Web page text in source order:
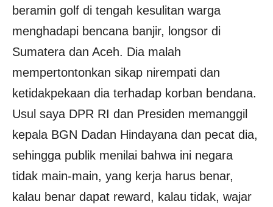
beramin golf di tengah kesulitan warga
menghadapi bencana banjir, longsor di
Sumatera dan Aceh. Dia malah
mempertontonkan sikap nirempati dan
ketidakpekaan dia terhadap korban bendana.
Usul saya DPR RI dan Presiden memanggil
kepala BGN Dadan Hindayana dan pecat dia,
sehingga publik menilai bahwa ini negara
tidak main-main, yang kerja harus benar,
kalau benar dapat reward, kalau tidak, wajar